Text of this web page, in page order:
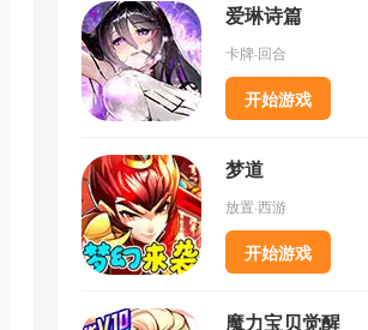
爱琳诗篇
卡牌·回合
开始游戏
梦道
放置·西游
开始游戏
魔力宝贝觉醒